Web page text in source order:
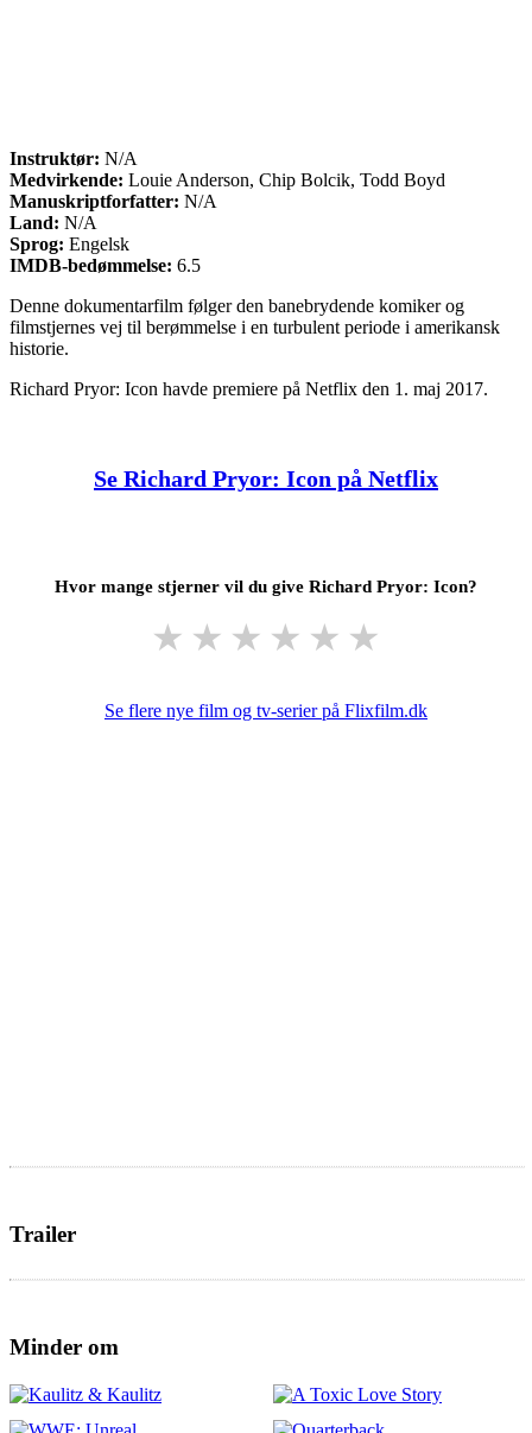
Instruktør: N/A
Medvirkende: Louie Anderson, Chip Bolcik, Todd Boyd
Manuskriptforfatter: N/A
Land: N/A
Sprog: Engelsk
IMDB-bedømmelse: 6.5
Denne dokumentarfilm følger den banebrydende komiker og
filmstjernes vej til berømmelse i en turbulent periode i amerikansk
historie.
Richard Pryor: Icon havde premiere på Netflix den 1. maj 2017.
Se Richard Pryor: Icon på Netflix
Hvor mange stjerner vil du give Richard Pryor: Icon?
★ ★ ★ ★ ★ ★
Se flere nye film og tv-serier på Flixfilm.dk
Trailer
Minder om